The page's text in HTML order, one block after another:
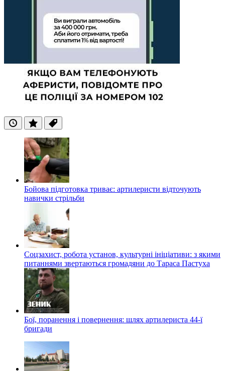
ОстанніПопулярні
Теги
Бойова підготовка триває: артилеристи відточують
навички стрільби
Соцзахист, робота установ, культурні ініціативи: з якими
питаннями звертаються громадяни до Тараса Пастуха
Бої, поранення і повернення: шлях артилериста 44-ї
бригади